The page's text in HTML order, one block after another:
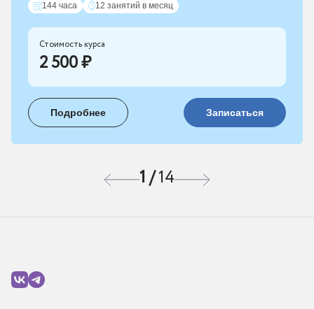
1 /14
144 часа 12 занятий в месяц
Стоимость курса
2 500 ₽
Подробнее Записаться